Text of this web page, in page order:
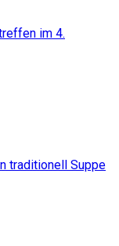
im 4.
traditionell Suppe